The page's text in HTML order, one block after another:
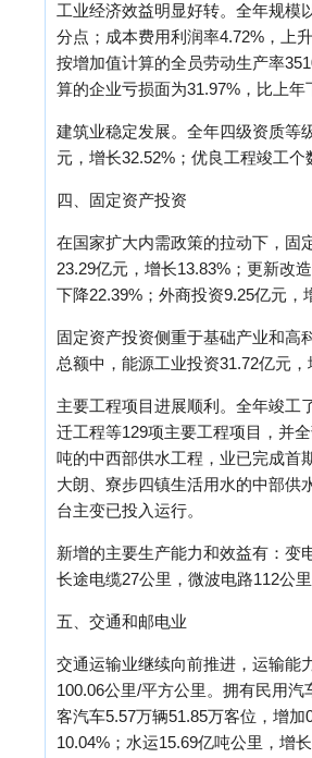
工业经济效益明显好转。全年规模
分点；成本费用利润率4.72%，上
按增加值计算的全员劳动生产率
算的企业亏损面为31.97%，比上年
建筑业稳定发展。全年四级资质等
元，增长32.52%；优良工程竣工
四、固定资产投资
在国家扩大内需政策的拉动下，固
23.29亿元，增长13.83%；更新改
下降22.39%；外商投资9.25亿元，
固定资产投资侧重于基础产业和高
总额中，能源工业投资31.72亿元
主要工程项目进展顺利。全年竣工
迁工程等129项主要工程项目，并
吨的中西部供水工程，业已完成首
大朗、寮步四镇生活用水的中部供
台主变已投入运行。
新增的主要生产能力和效益有：变
长途电缆27公里，微波电路112公
五、交通和邮电业
交通运输业继续向前推进，运输能
100.06公里/平方公里。拥有民用
客汽车5.57万辆51.85万客位，增
10.04%；水运15.69亿吨公里，增